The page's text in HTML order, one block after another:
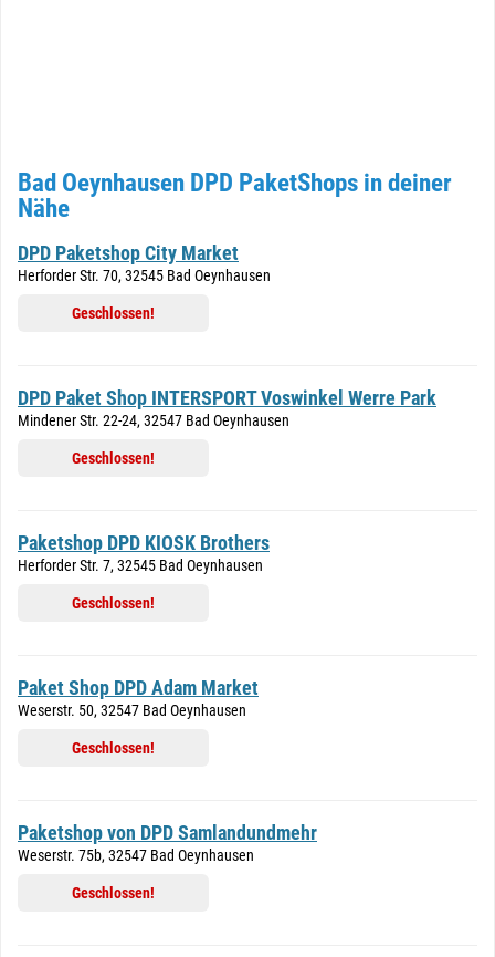
Bad Oeynhausen DPD PaketShops in deiner
Nähe
DPD Paketshop City Market
Herforder Str. 70, 32545 Bad Oeynhausen
Geschlossen!
DPD Paket Shop INTERSPORT Voswinkel Werre Park
Mindener Str. 22-24, 32547 Bad Oeynhausen
Geschlossen!
Paketshop DPD KIOSK Brothers
Herforder Str. 7, 32545 Bad Oeynhausen
Geschlossen!
Paket Shop DPD Adam Market
Weserstr. 50, 32547 Bad Oeynhausen
Geschlossen!
Paketshop von DPD Samlandundmehr
Weserstr. 75b, 32547 Bad Oeynhausen
Geschlossen!